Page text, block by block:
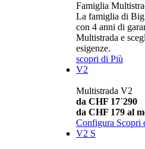
Famiglia
La famiglia di
con 4 anni di
Multistrada e
esigenze.
scopri di Più
V2
Multistrada V2
da CHF 17´290
da CHF 179 al
Configura Scopri
V2 S